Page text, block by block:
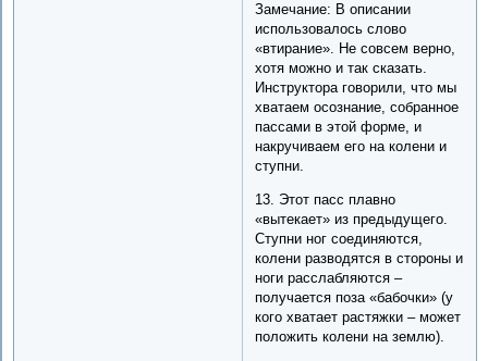
Замечание: В описании
использовалось слово
«втирание». Не совсем верно,
хотя можно и так сказать.
Инструктора говорили, что мы
хватаем осознание, собранное
пассами в этой форме, и
накручиваем его на колени и
ступни.
13. Этот пасс плавно
«вытекает» из предыдущего.
Ступни ног соединяются,
колени разводятся в стороны и
ноги расслабляются –
получается поза «бабочки» (у
кого хватает растяжки – может
положить колени на землю).